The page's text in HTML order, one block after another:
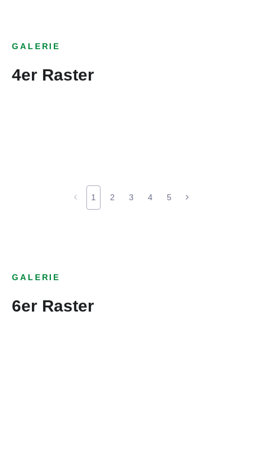
GALERIE
4er Raster
1 2 3 4 5
GALERIE
6er Raster